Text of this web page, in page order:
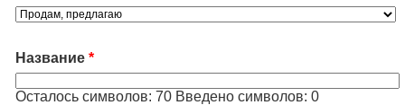
Название *
Осталось символов: 70 Введено символов: 0